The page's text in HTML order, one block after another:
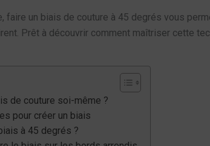
faire un biais de couture à 45 degrés vous
Prêt à découvrir comment maîtriser cette
de couture soi-même ?
pour créer un biais
à 45 degrés ?